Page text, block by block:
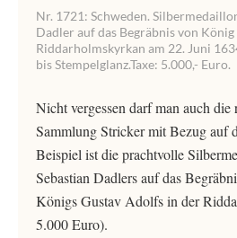
Nr. 1721: Schweden.
Dadler auf das Begräbnis von
Riddarholmskyrkan am 22. Juni
bis Stempelglanz.Taxe: 5.000,- Euro.
Nicht vergessen darf man auch
Sammlung Stricker mit Bezug auf
Beispiel ist die prachtvolle
Sebastian Dadlers auf das
Königs Gustav Adolfs in der
5.000 Euro).